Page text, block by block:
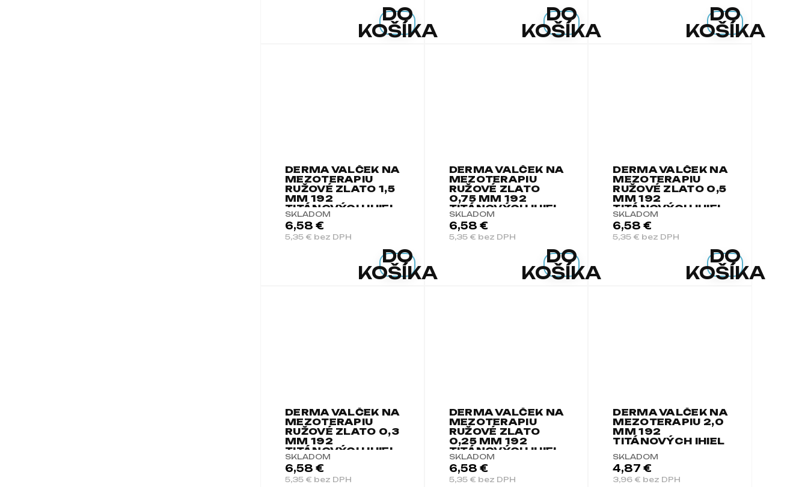
DO
KOŠÍKA
DO
KOŠÍKA
DO
KOŠÍKA
DERMA VALČEK NA
MEZOTERAPIU
RUŽOVÉ ZLATO 1,5
MM 192
TITÁNOVÝCH IHIEL
SKLADOM
5,35 € bez DPH
6,58 €
DO
KOŠÍKA
DERMA VALČEK NA
MEZOTERAPIU
RUŽOVÉ ZLATO
0,75 MM 192
TITÁNOVÝCH IHIEL
SKLADOM
5,35 € bez DPH
6,58 €
DO
KOŠÍKA
DERMA VALČEK NA
MEZOTERAPIU
RUŽOVÉ ZLATO 0,5
MM 192
TITÁNOVÝCH IHIEL
SKLADOM
5,35 € bez DPH
6,58 €
DO
KOŠÍKA
DERMA VALČEK NA
MEZOTERAPIU
RUŽOVÉ ZLATO 0,3
MM 192
TITÁNOVÝCH IHIEL
SKLADOM
5,35 € bez DPH
6,58 €
DERMA VALČEK NA
MEZOTERAPIU
RUŽOVÉ ZLATO
0,25 MM 192
TITÁNOVÝCH IHIEL
SKLADOM
5,35 € bez DPH
6,58 €
DERMA VALČEK NA
MEZOTERAPIU 2,0
MM 192
TITÁNOVÝCH IHIEL
SKLADOM
3,96 € bez DPH
4,87 €